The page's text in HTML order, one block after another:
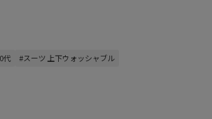
代 #スーツ 上下ウォッシャブル